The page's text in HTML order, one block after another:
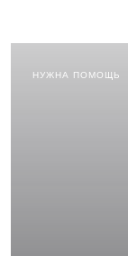
НУЖНА ПОМОЩЬ